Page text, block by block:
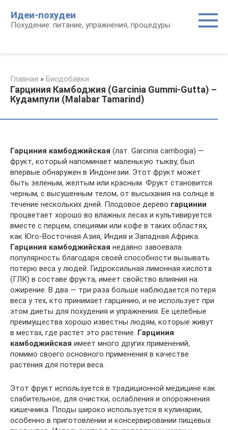
контенту
Идеи-похудеи
Похудение: питание, упражнения, процедуры
Главная » Биодобавки
Гарциния Камбоджия (Garcinia Gummi-Gutta) –
Кудампули (Malabar Tamarind)
Гарциния камбоджийская (лат. Garcinia cambogia) —
фрукт, который напоминает маленькую тыкву, был
впервые обнаружен в Индонезии. Этот фрукт может
быть зеленым, желтым или красным. Фрукт становится
черным, с высушенным телом, от высыхания на солнце в
течение нескольких дней. Плодовое дерево гарцинии
процветает хорошо во влажных лесах и культивируется
вместе с перцем, специями или кофе в таких областях,
как Юго-Восточная Азия, Индия и Западная Африка.
Гарциния камбоджийская недавно завоевала
популярность благодаря своей способности вызывать
потерю веса у людей. Гидроксильная лимонная кислота
(ГЛК) в составе фрукта, имеет свойство влияния на
ожирение. В два — три раза больше наблюдается потеря
веса у тех, кто принимает гарцинию, и не использует при
этом диеты для похудения и упражнения. Ее целебные
преимущества хорошо известны людям, которые живут
в местах, где растет это растение. Гарциния
камбоджийская имеет много других применений,
помимо своего основного применения в качестве
растения для потери веса.
Этот фрукт используется в традиционной медицине как
слабительное, для очистки, ослабления и опорожнения
кишечника. Плоды широко используется в кулинарии,
особенно в приготовлении и консервировании пищевых